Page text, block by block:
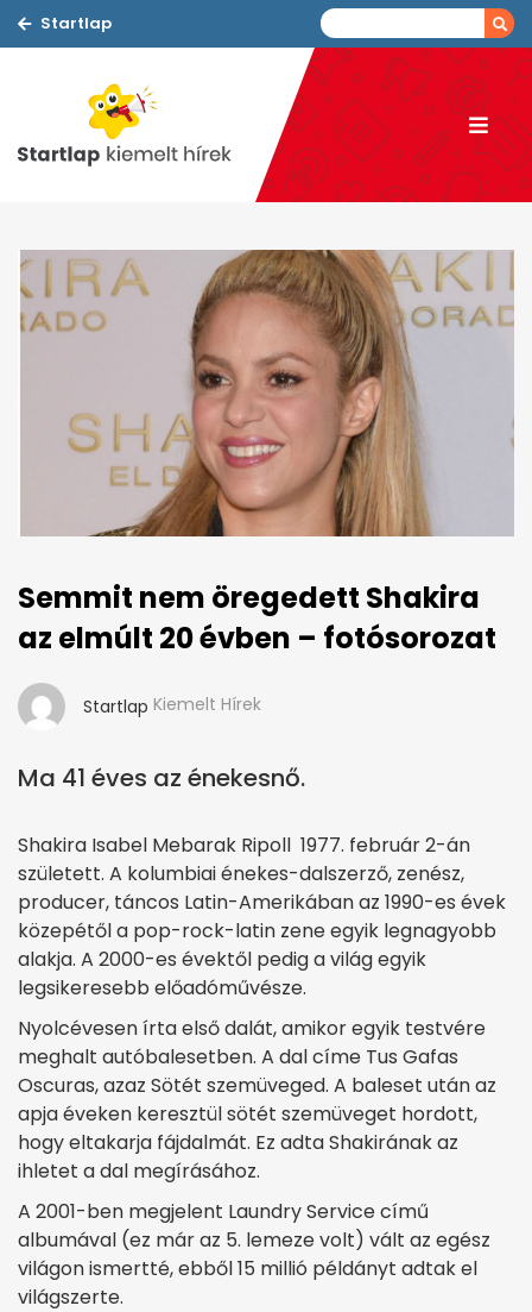
Startlap
Semmit nem öregedett Shakira
az elmúlt 20 évben – fotósorozat
Startlap Kiemelt Hírek
Ma 41 éves az énekesnő.
Shakira Isabel Mebarak Ripoll 1977. február 2-án
született. A kolumbiai énekes-dalszerző, zenész,
producer, táncos Latin-Amerikában az 1990-es évek
közepétől a pop-rock-latin zene egyik legnagyobb
alakja. A 2000-es évektől pedig a világ egyik
legsikeresebb előadóművésze.
Nyolcévesen írta első dalát, amikor egyik testvére
meghalt autóbalesetben. A dal címe Tus Gafas
Oscuras, azaz Sötét szemüveged. A baleset után az
apja éveken keresztül sötét szemüveget hordott,
hogy eltakarja fájdalmát. Ez adta Shakirának az
ihletet a dal megírásához.
A 2001-ben megjelent Laundry Service című
albumával (ez már az 5. lemeze volt) vált az egész
világon ismertté, ebből 15 millió példányt adtak el
világszerte.